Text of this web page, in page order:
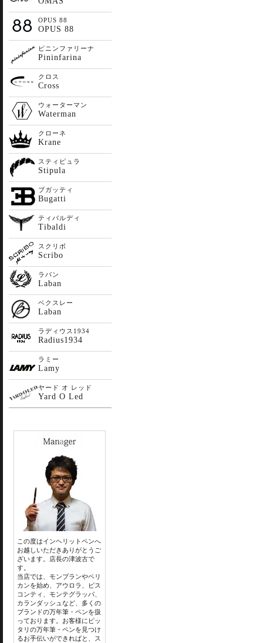
OPUS 88
OPUS 88
ピニンファリーナ
Pininfarina
クロス
Cross
ウォーターマン
Waterman
クローネ
Krane
スティピュラ
Stipula
ブガッティ
Bugatti
ティバルディ
Tibaldi
スクリボ
Scribo
ラバン
Laban
ベクスレー
Laban
ラディウス1934
Radius1934
ラミー
Lamy
ヤード オ レッド
Yard O Led
この度はインヘリットペンへ
お越しいただきありがとうご
ざいます。店長の津波古で
す。
当店では、モンブランやペリ
カンを始め、アウロラ、ビス
コンティ、モンテグラッパ、
カランダッシュなど、多くの
ブランドの万年筆・ペンを扱
っております。お客様にピッ
タリの万年筆・ペンを見つけ
るお手伝いができればと、ス